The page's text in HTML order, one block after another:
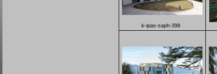
k-ipas-saph-398